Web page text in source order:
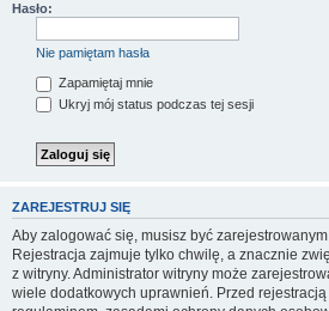
Hasło:
Nie pamiętam hasła
Zapamiętaj mnie
Ukryj mój status podczas tej sesji
ZAREJESTRUJ SIĘ
Aby zalogować się, musisz być
Rejestracja zajmuje tylko chwilę, a znacznie
z witryny. Administrator witryny może
wiele dodatkowych uprawnień. Przed